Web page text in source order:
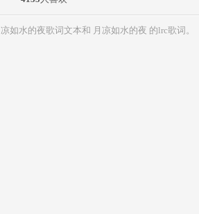
如水的夜歌词文本和 月凉如水的夜 的lrc歌词。